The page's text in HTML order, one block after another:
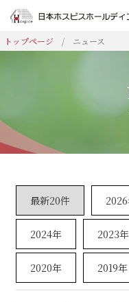
ニュース
ホーム
企業情報
IR情報
採用情報